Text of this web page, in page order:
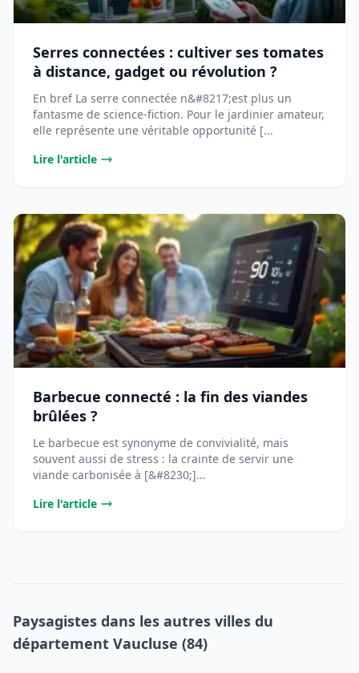
Serres connectées : cultiver ses tomates
à distance, gadget ou révolution ?
En bref La serre connectée n&#8217;est plus un
fantasme de science-fiction. Pour le jardinier amateur,
elle représente une véritable opportunité [...
Lire l'article
Barbecue connecté : la fin des viandes
brûlées ?
Le barbecue est synonyme de convivialité, mais
souvent aussi de stress : la crainte de servir une
viande carbonisée à [&#8230;]...
Lire l'article
Paysagistes dans les autres villes du
département Vaucluse (84)